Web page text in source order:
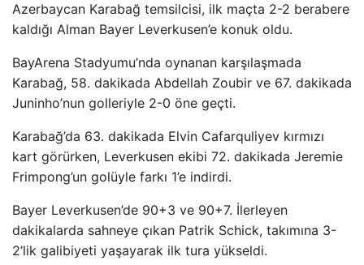
Azerbaycan Karabağ temsilcisi, ilk maçta 2-2 berabere
kaldığı Alman Bayer Leverkusen’e konuk oldu.
BayArena Stadyumu’nda oynanan karşılaşmada
Karabağ, 58. dakikada Abdellah Zoubir ve 67. dakikada
Juninho’nun golleriyle 2-0 öne geçti.
Karabağ’da 63. dakikada Elvin Cafarquliyev kırmızı
kart görürken, Leverkusen ekibi 72. dakikada Jeremie
Frimpong’un golüyle farkı 1’e indirdi.
Bayer Leverkusen’de 90+3 ve 90+7. İlerleyen
dakikalarda sahneye çıkan Patrik Schick, takımına 3-
2’lik galibiyeti yaşayarak ilk tura yükseldi.